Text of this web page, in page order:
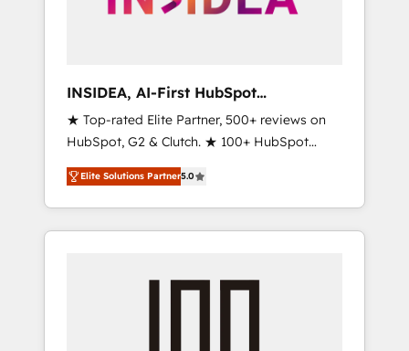
INSIDEA, AI-First HubSpot
Onboarding & RevOps
★ Top-rated Elite Partner, 500+ reviews on
HubSpot, G2 & Clutch. ★ 100+ HubSpot
Certified Experts & Trainers across the team
★ 1,500+ implementations across five
continents ★ AI-First, RevOps-led,
Onboarding obsessed ★ Company of the
engine. We onboard your team, migrate your
Elite Solutions Partner5.0